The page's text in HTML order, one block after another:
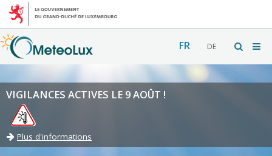
FR DE
VIGILANCES ACTIVES LE 9 AOÛT !
Plus d'informations